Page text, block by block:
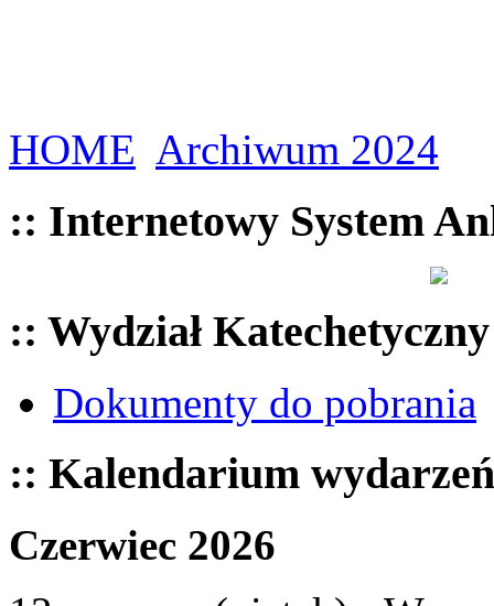
HOME Archiwum 2024
:: Internetowy System
:: Wydział Katechetyczny
Dokumenty do pobrania
:: Kalendarium wydarzeń
Czerwiec 2026